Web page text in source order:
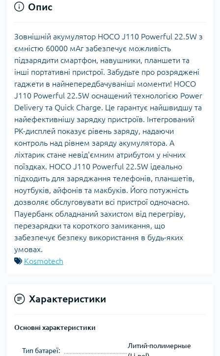
Опис
Зовнішній акумулятор HOCO J110 Powerful 22.5W з
ємністю 60000 мАг забезпечує можливість
підзарядити смартфон, навушники, планшети та
інші портативні пристрої. Забудьте про розряджені
гаджети в найнепередбачуваніші моменти! HOCO
J110 Powerful 22.5W оснащений технологією Power
Delivery та Quick Charge. Це гарантує найшвидшу та
найефективнішу зарядку пристроїв. Інтегрований
РК-дисплей показує рівень заряду, надаючи
контроль над рівнем заряду акумулятора. А
ліхтарик стане невід'ємним атрибутом у нічних
поїздках. HOCO J110 Powerful 22.5W ідеально
підходить для заряджання телефонів, планшетів,
ноутбуків, айфонів та макбуків. Його потужність
дозволяє обслуговувати всі пристрої одночасно.
Пауербанк обладнаний захистом від перегріву,
перезарядки та короткого замикання, що
забезпечує безпеку використання в будь-яких
умовах.
Kosmotech
Характеристики
Основні характеристики
Тип батареї:
Литий-полимерные